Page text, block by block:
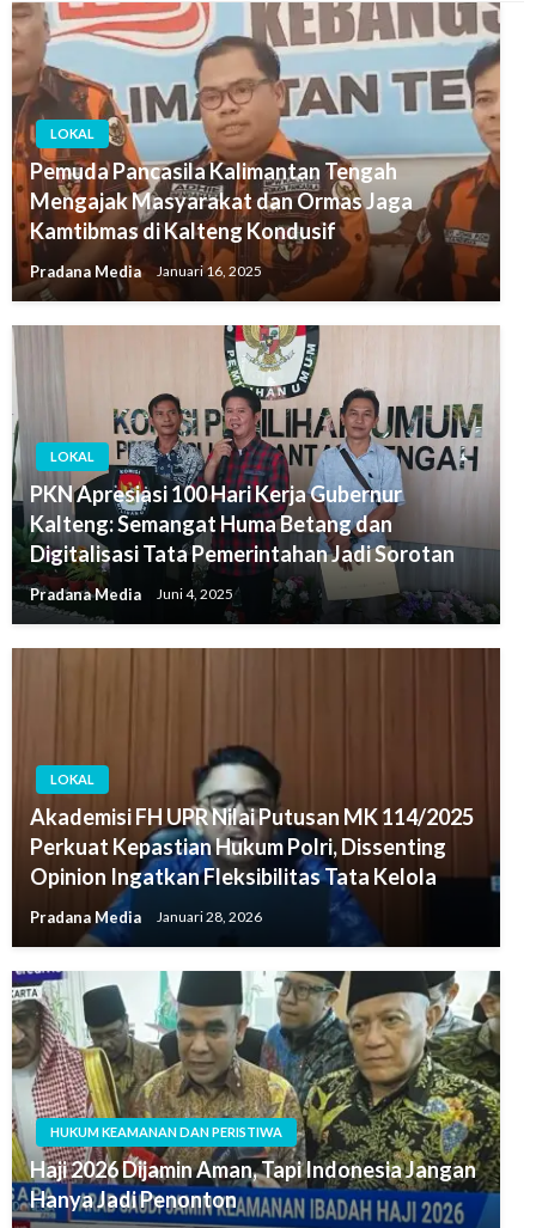
LOKAL
Pemuda Pancasila Kalimantan Tengah
Mengajak Masyarakat dan Ormas Jaga
Kamtibmas di Kalteng Kondusif
Pradana Media Januari 16, 2025
LOKAL
PKN Apresiasi 100 Hari Kerja Gubernur
Kalteng: Semangat Huma Betang dan
Digitalisasi Tata Pemerintahan Jadi Sorotan
Pradana Media Juni 4, 2025
LOKAL
Akademisi FH UPR Nilai Putusan MK 114/2025
Perkuat Kepastian Hukum Polri, Dissenting
Opinion Ingatkan Fleksibilitas Tata Kelola
Pradana Media Januari 28, 2026
HUKUM KEAMANAN DAN PERISTIWA
Haji 2026 Dijamin Aman, Tapi Indonesia Jangan
Hanya Jadi Penonton